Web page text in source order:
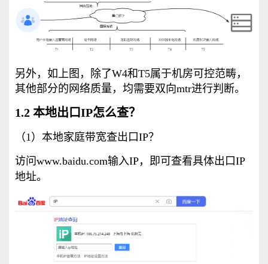
另外，如上图，除了W4和T5属于机房可控范畴，
其他部分的网络质量，均需要双向mtr进行判断。
1.2 本地出口IP怎么查？
（1）本地家庭带宽查出口IP？
访问www.baidu.com输入IP，即可查看具体出口IP
地址。